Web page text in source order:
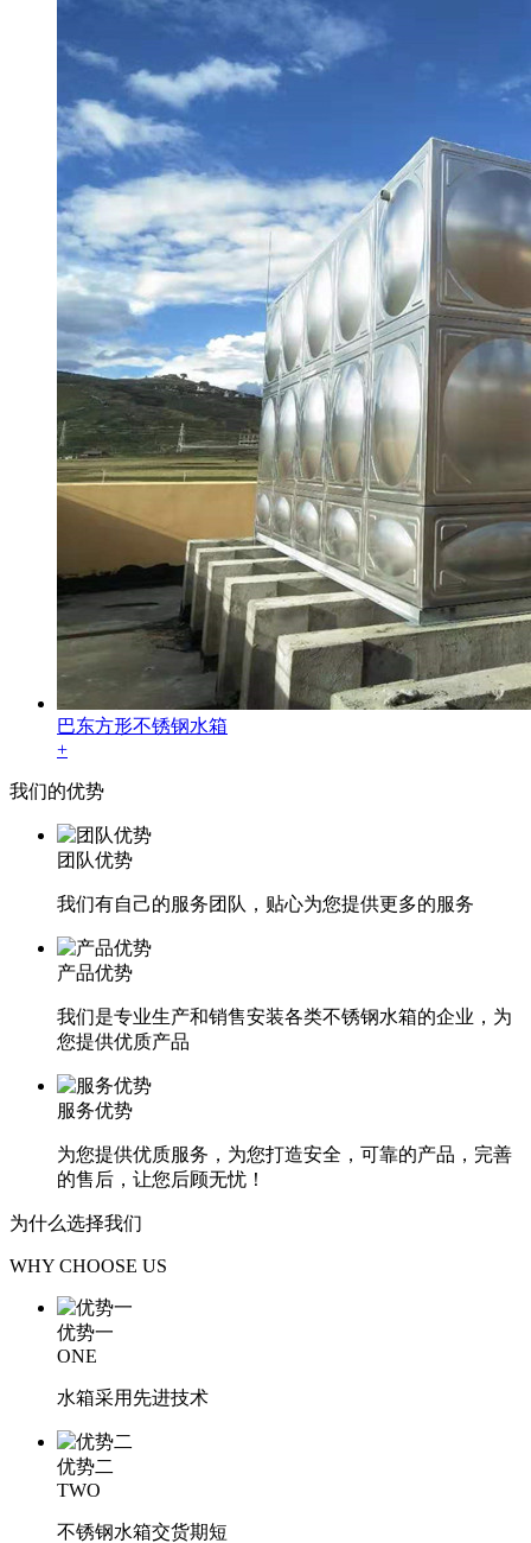
巴东方形不锈钢水箱
+
我们的优势
团队优势
我们有自己的服务团队，贴心为您提供更多的服务
产品优势
我们是专业生产和销售安装各类不锈钢水箱的企业，为
您提供优质产品
服务优势
为您提供优质服务，为您打造安全，可靠的产品，完善
的售后，让您后顾无忧！
为什么选择我们
WHY CHOOSE US
优势一
ONE
水箱采用先进技术
优势二
TWO
不锈钢水箱交货期短